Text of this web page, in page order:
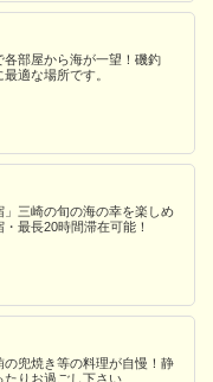
部屋から海が一望！磯釣
適な場所です。
三崎の旬の海の幸を楽しめ
最長20時間滞在可能！
兜焼き等の料理が自慢！静
たりお過ごし下さい